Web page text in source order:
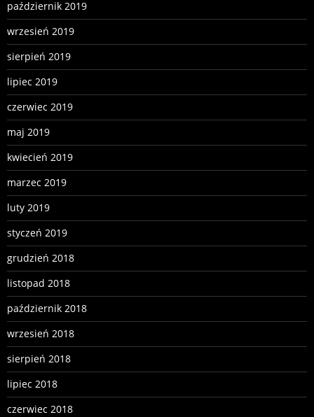
październik 2019
wrzesień 2019
sierpień 2019
lipiec 2019
czerwiec 2019
maj 2019
kwiecień 2019
marzec 2019
luty 2019
styczeń 2019
grudzień 2018
listopad 2018
październik 2018
wrzesień 2018
sierpień 2018
lipiec 2018
czerwiec 2018